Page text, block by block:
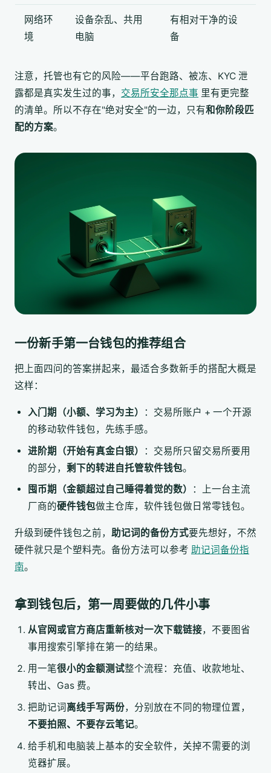
网络环
境
设备杂乱、共用
电脑
有相对干净的设
备
注意，托管也有它的风险——平台跑路、被冻、KYC 泄
露都是真实发生过的事， 交易所安全那点事 里有更完整
的清单。所以不存在"绝对安全"的一边，只有和你阶段匹
配的方案。
一份新手第一台钱包的推荐组合
把上面四问的答案拼起来，最适合多数新手的搭配大概是
这样：
入门期（小额、学习为主）
：交易所账户 + 一个开源
的移动软件钱包，先练手感。
进阶期（开始有真金白银）
：交易所只留交易所要用
的部分， 剩下的转进自托管软件钱包。
囤币期（金额超过自己睡得着觉的数）
：上一台主流
厂商的硬件钱包做主仓库，软件钱包做日常零钱包。
升级到硬件钱包之前， 助记词的备份方式要先想好，不然
硬件就只是个塑料壳。备份方法可以参考 助记词备份指
南。
拿到钱包后，第一周要做的几件小事
从官网或官方商店重新核对一次下载链接，不要图省
事用搜索引擎排在第一的结果。
用一笔很小的金额测试整个流程：充值、收款地址、
转出、Gas 费。
把助记词离线手写两份，分别放在不同的物理位置，
不要拍照、不要存云笔记。
给手机和电脑装上基本的安全软件，关掉不需要的浏
览器扩展。